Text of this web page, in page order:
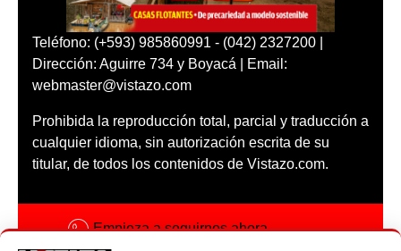
Teléfono: (+593) 985860991 - (042) 2327200 |
Dirección: Aguirre 734 y Boyacá | Email:
webmaster@vistazo.com
Prohibida la reproducción total, parcial y traducción a
cualquier idioma, sin autorización escrita de su
titular, de todos los contenidos de Vistazo.com.
Empieza a seguirnos ahora